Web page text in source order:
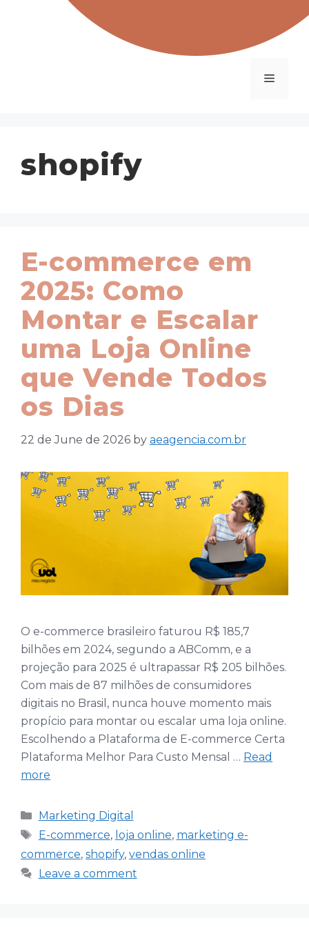
Menu
shopify
E-commerce em
2025: Como
Montar e Escalar
uma Loja Online
que Vende Todos
os Dias
22 de June de 2026 by aeagencia.com.br
O e-commerce brasileiro faturou R$ 185,7
bilhões em 2024, segundo a ABComm, e a
projeção para 2025 é ultrapassar R$ 205 bilhões.
Com mais de 87 milhões de consumidores
digitais no Brasil, nunca houve momento mais
propício para montar ou escalar uma loja online.
Escolhendo a Plataforma de E-commerce Certa
Plataforma Melhor Para Custo Mensal … Read
more
Categories
Marketing Digital
Tags
E-commerce, loja online, marketing e-
commerce, shopify, vendas online
Leave a comment